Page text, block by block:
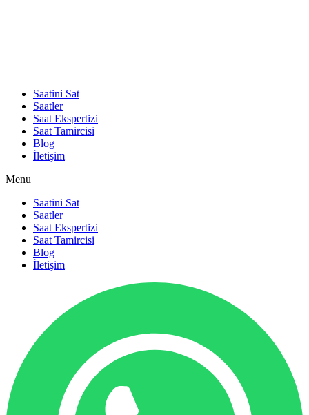
Saatini Sat
Saatler
Saat Ekspertizi
Saat Tamircisi
Blog
İletişim
Menu
Saatini Sat
Saatler
Saat Ekspertizi
Saat Tamircisi
Blog
İletişim